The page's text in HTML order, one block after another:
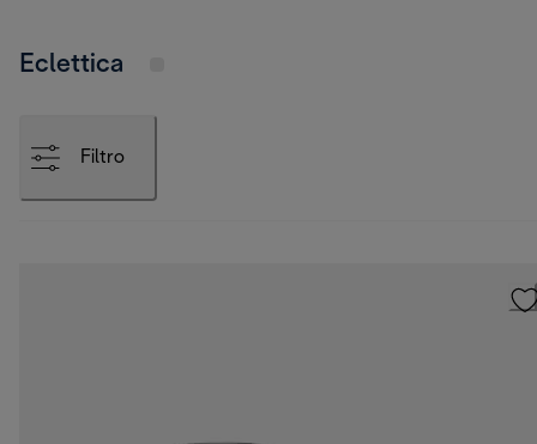
Eclettica
Filtro